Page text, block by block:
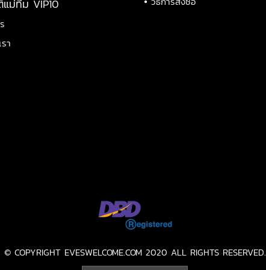
แม่ทีม VIP10
า
© COPYRIGHT EVESWELCOME.COM 2020 ALL RIGHTS RESERVED.